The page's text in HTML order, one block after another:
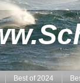
Best of 2024